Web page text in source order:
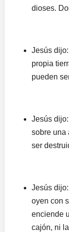
dioses.
Jesús
propia
pueden
Jesús
sobre una
ser
Jesús
oyen con
enciende
cajón, ni